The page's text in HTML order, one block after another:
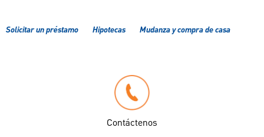
Solicitar un préstamo Hipotecas Mudanza y compra de casa
Contáctenos